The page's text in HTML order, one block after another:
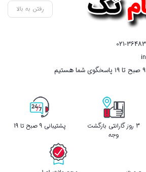
رفتن به بالا
021-
3 روز گارانتی بازگشت
وجه
پشتیبانی 9 صبح تا 19